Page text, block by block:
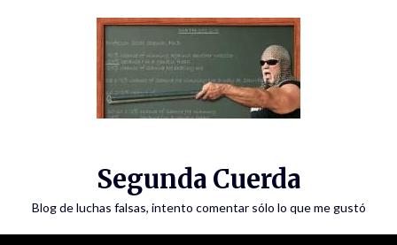
Segunda Cuerda
Blog de luchas falsas, intento comentar sólo lo que me gustó